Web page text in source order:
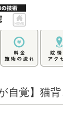
自覚】猫